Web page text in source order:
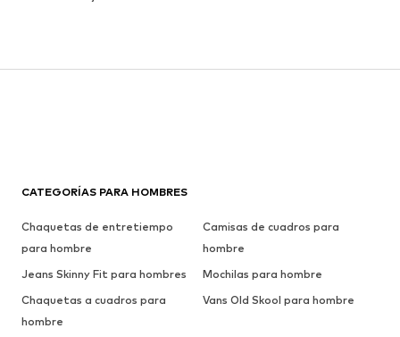
CATEGORÍAS PARA HOMBRES
Chaquetas de entretiempo
para hombre
Camisas de cuadros para
hombre
Jeans Skinny Fit para hombres
Mochilas para hombre
Chaquetas a cuadros para
hombre
Vans Old Skool para hombre